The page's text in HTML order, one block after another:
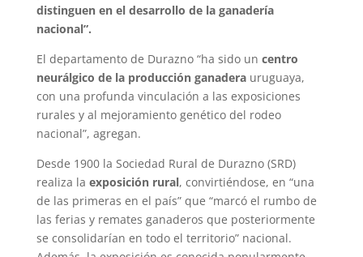
distinguen en el desarrollo de la ganadería
nacional”.
El departamento de Durazno “ha sido un centro
neurálgico de la producción ganaderauruguaya,
con una profunda vinculación a las exposiciones
rurales y al mejoramiento genético del rodeo
nacional”, agregan.
Desde 1900 la Sociedad Rural de Durazno (SRD)
realiza la exposición rural, convirtiéndose, en “una
de las primeras en el país” que “marcó el rumbo de
las ferias y remates ganaderos que posteriormente
se consolidarían en todo el territorio” nacional.